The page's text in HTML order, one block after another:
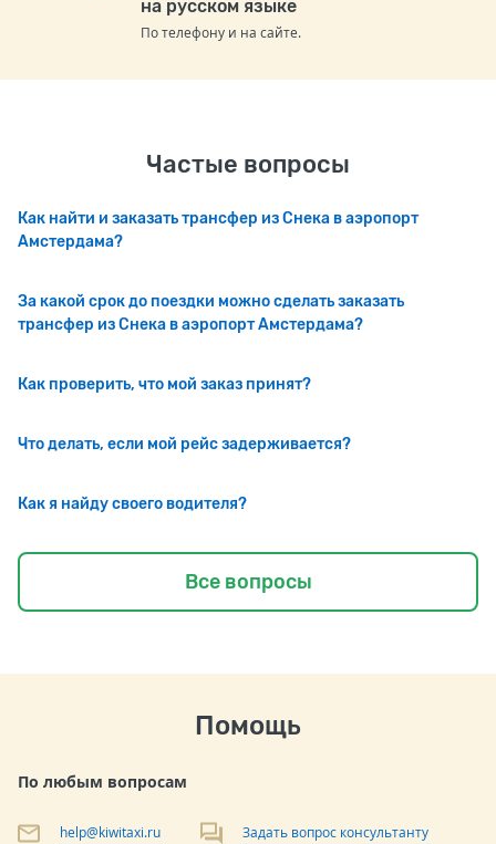
на русском языке
По телефону и на сайте.
Частые вопросы
Как найти и заказать трансфер из Снека в аэропорт
Амстердама?
За какой срок до поездки можно сделать заказать
трансфер из Снека в аэропорт Амстердама?
Как проверить, что мой заказ принят?
Что делать, если мой рейс задерживается?
Как я найду своего водителя?
Все вопросы
Помощь
По любым вопросам
help@kiwitaxi.ru Задать вопрос консультанту